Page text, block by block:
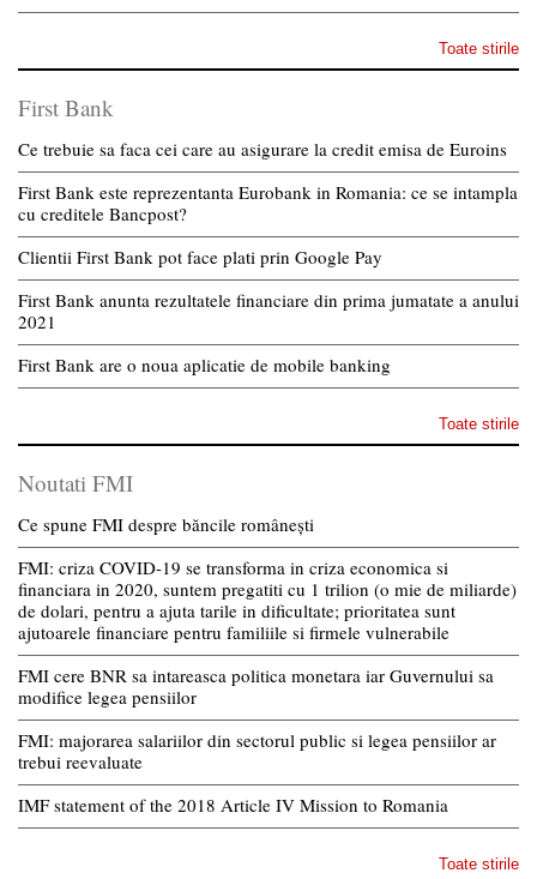
Toate stirile
First Bank
Ce trebuie sa faca cei care au asigurare la credit emisa de Euroins
First Bank este reprezentanta Eurobank in Romania: ce se intampla
cu creditele Bancpost?
Clientii First Bank pot face plati prin Google Pay
First Bank anunta rezultatele financiare din prima jumatate a anului
2021
First Bank are o noua aplicatie de mobile banking
Toate stirile
Noutati FMI
Ce spune FMI despre băncile românești
FMI: criza COVID-19 se transforma in criza economica si
financiara in 2020, suntem pregatiti cu 1 trilion (o mie de miliarde)
de dolari, pentru a ajuta tarile in dificultate; prioritatea sunt
ajutoarele financiare pentru familiile si firmele vulnerabile
FMI cere BNR sa intareasca politica monetara iar Guvernului sa
modifice legea pensiilor
FMI: majorarea salariilor din sectorul public si legea pensiilor ar
trebui reevaluate
IMF statement of the 2018 Article IV Mission to Romania
Toate stirile